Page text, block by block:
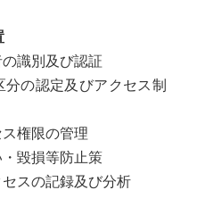
の識別及び認証
分の認定及びアクセス制
ス権限の管理
・毀損等防止策
セスの記録及び分析